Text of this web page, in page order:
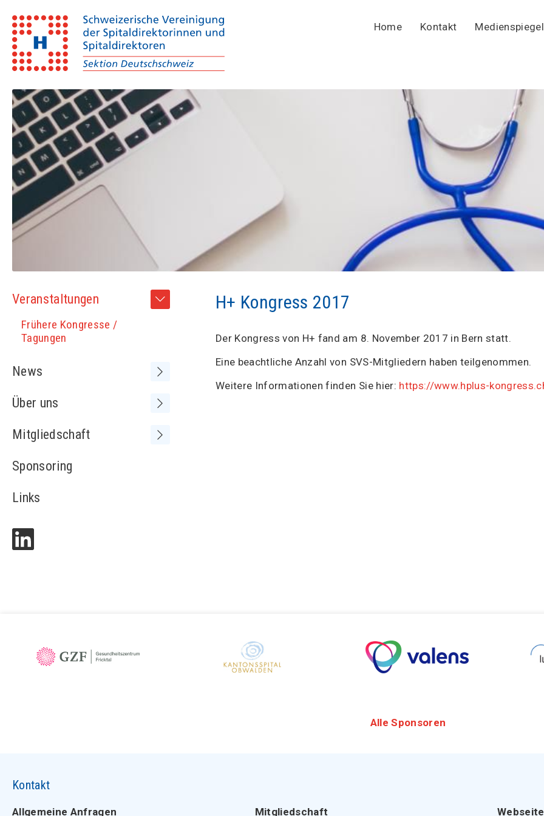
Home Kontakt Medienspiegel
Veranstaltungen
Frühere Kongresse /
Tagungen
News
Neue SVS-Mitglieder
Über uns
Vorstand
MV+ und SVS-Kongress
Statuten
Kontakt
Mitgliedschaft
Medienspiegel
Sponsoring
Links
H+ Kongress 2017
Der Kongress von H+ fand am 8. November 2017 in Bern statt.
Eine beachtliche Anzahl von SVS-Mitgliedern haben teilgenommen.
Weitere Informationen finden Sie hier: https://www.hplus-
Alle Sponsoren
Kontakt
Allgemeine Anfragen Mitgliedschaft Webseite